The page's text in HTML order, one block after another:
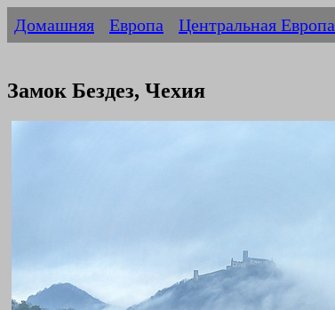
Домашняя Европа Центральная Европа
Замок Бездез, Чехия